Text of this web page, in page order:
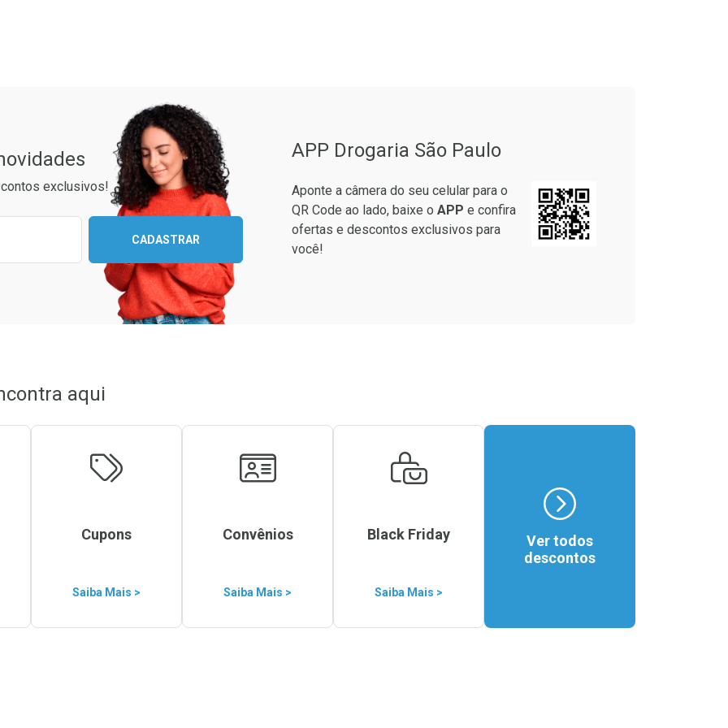
exclusivos!
para receber as melhores ofertas:
CADASTRAR
APP Drogaria São Paulo
Aponte a câmera do seu celular para o
QR Code ao lado, baixe o APP e confira
ofertas e descontos exclusivos para
você!
aqui
Cupons
Saiba Mais >
Convênios
Saiba Mais >
Black Friday
Saiba Mais >
Ver todos
descontos